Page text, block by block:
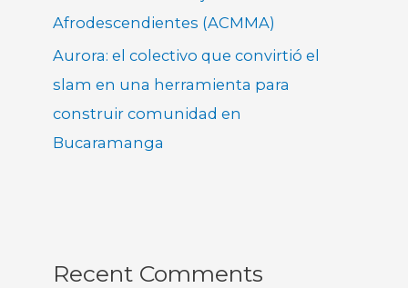
Afrodescendientes (ACMMA)
Aurora: el colectivo que convirtió el
slam en una herramienta para
construir comunidad en
Bucaramanga
Recent Comments